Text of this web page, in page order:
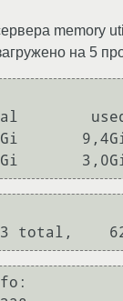
memory
на 5